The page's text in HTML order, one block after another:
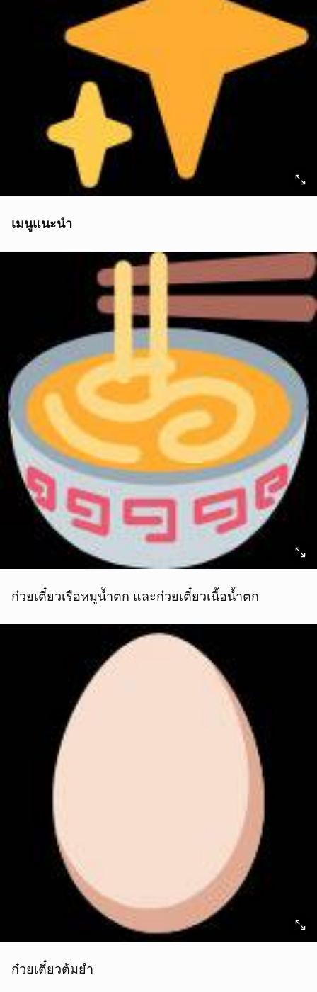
เมนูแนะนำ
ก๋วยเตี๋ยวเรือหมูน้ำตก และก๋วยเตี๋ยวเนื้อน้ำตก
ก๋วยเตี๋ยวต้มยำ